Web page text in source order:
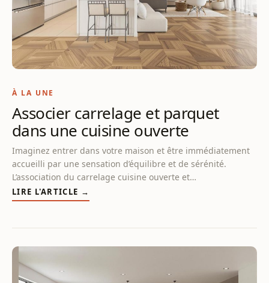
À LA UNE
Associer carrelage et parquet
dans une cuisine ouverte
Imaginez entrer dans votre maison et être immédiatement
accueilli par une sensation d’équilibre et de sérénité.
L’association du carrelage cuisine ouverte et…
LIRE L'ARTICLE →